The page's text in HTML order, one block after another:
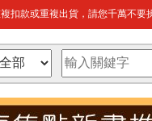
扣款或重複出貨，請您千萬不要